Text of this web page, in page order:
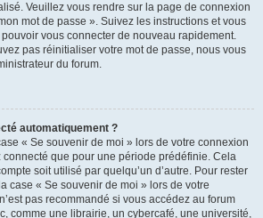
Veuillez vous rendre sur la page de connexion
mot de passe ». Suivez les instructions et vous
vous connecter de nouveau rapidement.
pas réinitialiser votre mot de passe, nous vous
du forum.
automatiquement ?
« Se souvenir de moi » lors de votre connexion
connecté que pour une période prédéfinie. Cela
soit utilisé par quelqu’un d’autre. Pour rester
case « Se souvenir de moi » lors de votre
pas recommandé si vous accédez au forum
comme une librairie, un cybercafé, une université,